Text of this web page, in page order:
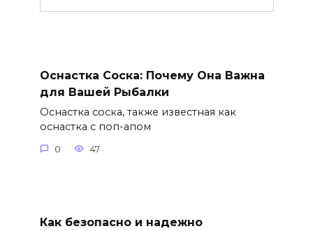
Оснастка Соска: Почему Она Важна
для Вашей Рыбалки
Оснастка соска, также известная как
оснастка с поп-апом
0 47
Как безопасно и надежно